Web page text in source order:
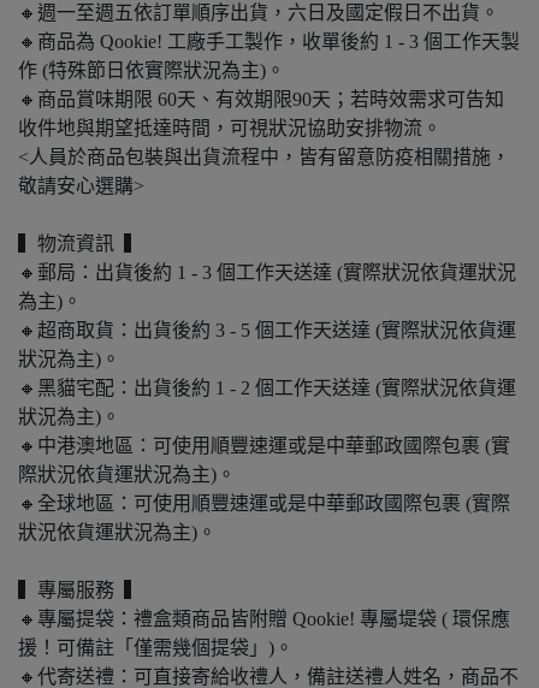
🔸週一至週五依訂單順序出貨，六日及國定假日不出貨。
🔸商品為 Qookie! 工廠手工製作，收單後約 1 - 3 個工作天製
作 (特殊節日依實際狀況為主)。
🔸商品賞味期限 60天、有效期限90天；若時效需求可告知
收件地與期望抵達時間，可視狀況協助安排物流。
<人員於商品包裝與出貨流程中，皆有留意防疫相關措施，
敬請安心選購>
▍物流資訊 ▍
🔸郵局：出貨後約 1 - 3 個工作天送達 (實際狀況依貨運狀況
為主)。
🔸超商取貨：出貨後約 3 - 5 個工作天送達 (實際狀況依貨運
狀況為主)。
🔸黑貓宅配：出貨後約 1 - 2 個工作天送達 (實際狀況依貨運
狀況為主)。
🔸中港澳地區：可使用順豐速運或是中華郵政國際包裹 (實
際狀況依貨運狀況為主)。
🔸全球地區：可使用順豐速運或是中華郵政國際包裹 (實際
狀況依貨運狀況為主)。
▍專屬服務 ▍
🔸專屬提袋：禮盒類商品皆附贈 Qookie! 專屬堤袋 ( 環保應
援！可備註「僅需幾個提袋」)。
🔸代寄送禮：可直接寄給收禮人，備註送禮人姓名，商品不